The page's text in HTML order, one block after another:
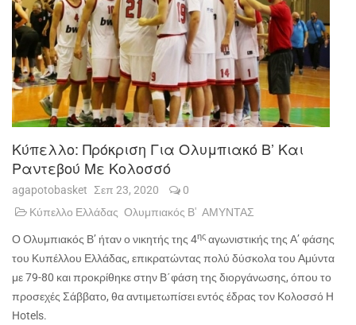
Κύπελλο: Πρόκριση Για Ολυμπιακό Β’ Και
Ραντεβού Με Κολοσσό
agapotobasket Σεπ 23, 2020
0
Κύπελλο Ελλάδας Ολυμπιακός Β' ΑΜΥΝΤΑΣ
Ο Ολυμπιακός Β’ ήταν ο νικητής της 4ης αγωνιστικής της Α’ φάσης
του Κυπέλλου Ελλάδας, επικρατώντας πολύ δύσκολα του Αμύντα
με 79-80 και προκρίθηκε στην Β΄φάση της διοργάνωσης, όπου το
προσεχές Σάββατο, θα αντιμετωπίσει εντός έδρας τον Κολοσσό H
Hotels.